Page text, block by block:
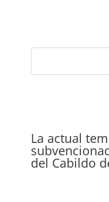
La actual
del Cabildo